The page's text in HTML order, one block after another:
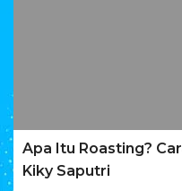
Apa Itu Roasting?
Kiky Saputri